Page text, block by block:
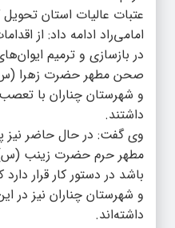
عتبات عالیات استان تحویل
امامی‌راد ادامه داد: از
در بازسازی و ترمیم
صحن مطهر حضرت زهرا (س)
و شهرستان چناران با
داشتند.
وی گفت: در حال حاضر
مطهر حرم حضرت زینب (س)
باشد در دستور کار قرار
و شهرستان چناران نیز در
داشته‌اند.